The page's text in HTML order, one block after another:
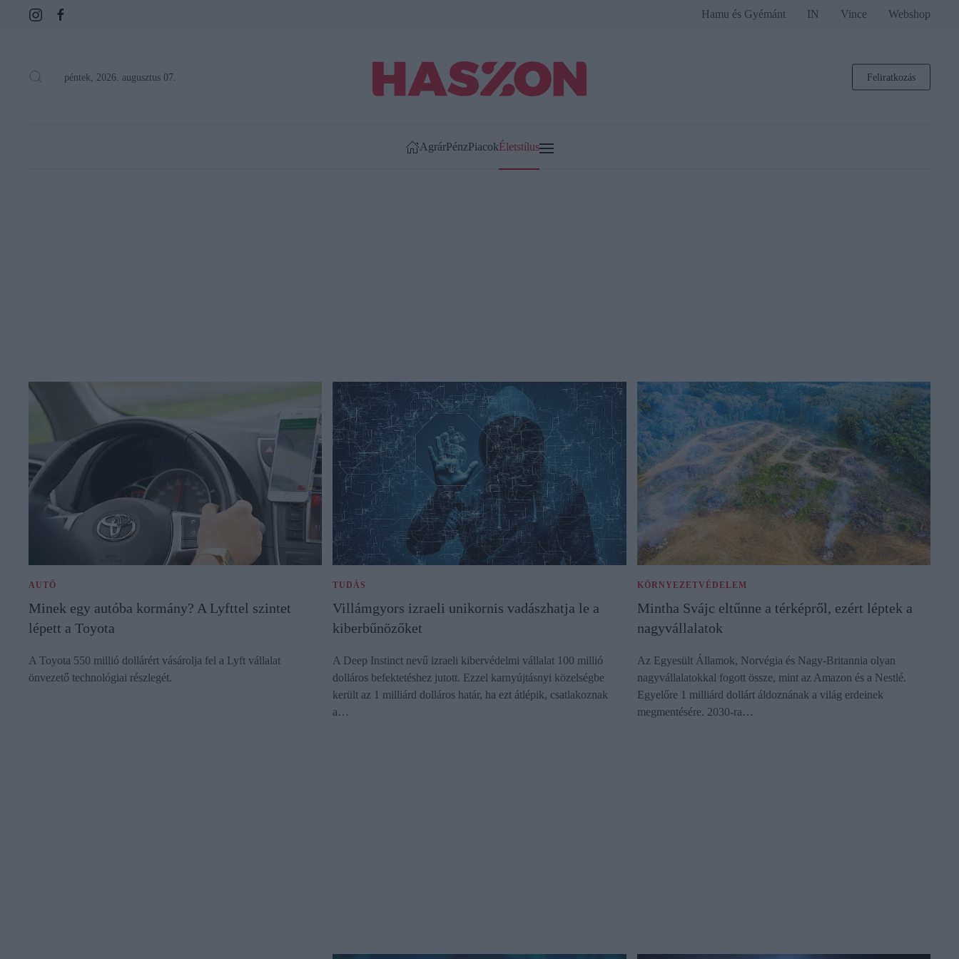
Hamu és Gyémánt IN Vince Webshop
péntek, 2026. augusztus 07. Feliratkozás
AgrárPénzPiacokÉletstílus
AUTÓ
Minek egy autóba kormány? A Lyfttel szintet
lépett a Toyota
A Toyota 550 millió dollárért vásárolja fel a Lyft vállalat
önvezető technológiai részlegét.
TUDÁS
Villámgyors izraeli unikornis vadászhatja le a
kiberbűnözőket
A Deep Instinct nevű izraeli kibervédelmi vállalat 100 millió
dolláros befektetéshez jutott. Ezzel karnyújtásnyi közelségbe
került az 1 milliárd dolláros határ, ha ezt átlépik, csatlakoznak
a…
KÖRNYEZETVÉDELEM
Mintha Svájc eltűnne a térképről, ezért léptek a
nagyvállalatok
Az Egyesült Államok, Norvégia és Nagy-Britannia olyan
nagyvállalatokkal fogott össze, mint az Amazon és a Nestlé.
Egyelőre 1 milliárd dollárt áldoznának a világ erdeinek
megmentésére. 2030-ra…